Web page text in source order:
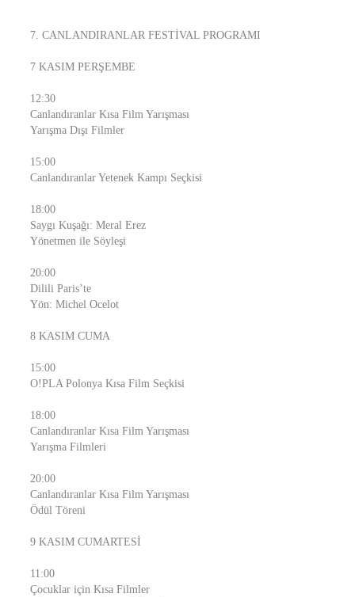
7. CANLANDIRANLAR FESTİVAL PROGRAMI
7 KASIM PERŞEMBE
12:30
Canlandıranlar Kısa Film Yarışması
Yarışma Dışı Filmler
15:00
Canlandıranlar Yetenek Kampı Seçkisi
18:00
Saygı Kuşağı: Meral Erez
Yönetmen ile Söyleşi
20:00
Dilili Paris’te
Yön: Michel Ocelot
8 KASIM CUMA
15:00
O!PLA Polonya Kısa Film Seçkisi
18:00
Canlandıranlar Kısa Film Yarışması
Yarışma Filmleri
20:00
Canlandıranlar Kısa Film Yarışması
Ödül Töreni
9 KASIM CUMARTESİ
11:00
Çocuklar için Kısa Filmler